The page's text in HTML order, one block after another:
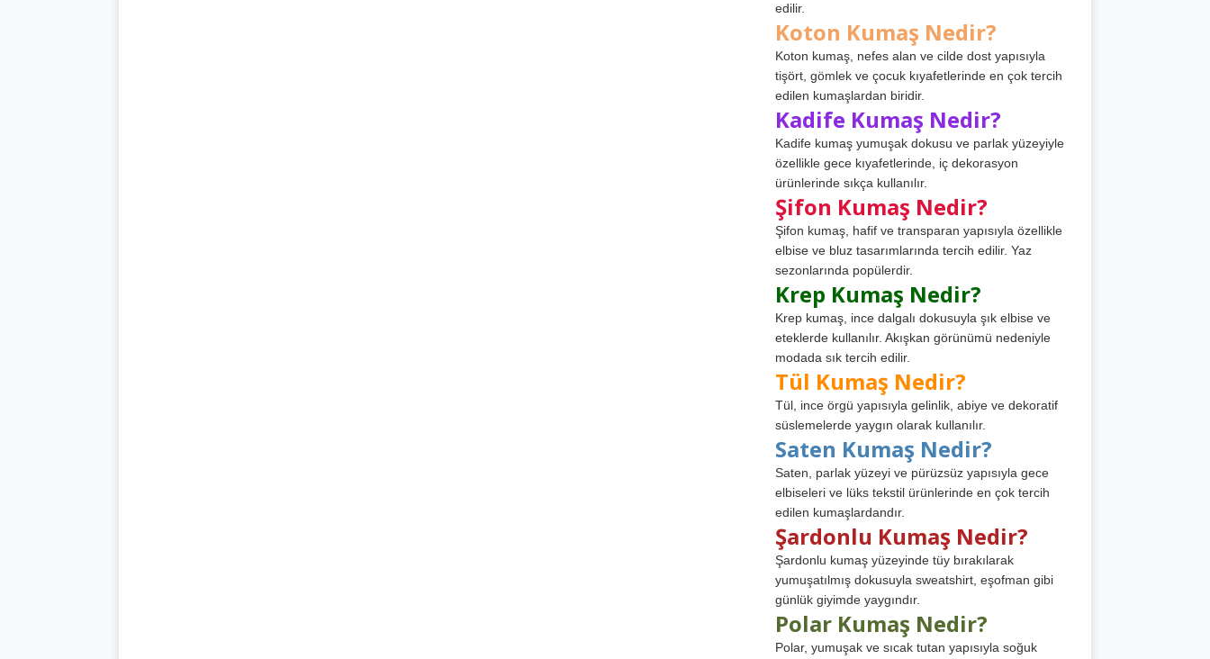
edilir.
Koton Kumaş Nedir?
Koton kumaş, nefes alan ve cilde dost yapısıyla
tişört, gömlek ve çocuk kıyafetlerinde en çok tercih
edilen kumaşlardan biridir.
Kadife Kumaş Nedir?
Kadife kumaş yumuşak dokusu ve parlak yüzeyiyle
özellikle gece kıyafetlerinde, iç dekorasyon
ürünlerinde sıkça kullanılır.
Şifon Kumaş Nedir?
Şifon kumaş, hafif ve transparan yapısıyla özellikle
elbise ve bluz tasarımlarında tercih edilir. Yaz
sezonlarında popülerdir.
Krep Kumaş Nedir?
Krep kumaş, ince dalgalı dokusuyla şık elbise ve
eteklerde kullanılır. Akışkan görünümü nedeniyle
modada sık tercih edilir.
Tül Kumaş Nedir?
Tül, ince örgü yapısıyla gelinlik, abiye ve dekoratif
süslemelerde yaygın olarak kullanılır.
Saten Kumaş Nedir?
Saten, parlak yüzeyi ve pürüzsüz yapısıyla gece
elbiseleri ve lüks tekstil ürünlerinde en çok tercih
edilen kumaşlardandır.
Şardonlu Kumaş Nedir?
Şardonlu kumaş yüzeyinde tüy bırakılarak
yumuşatılmış dokusuyla sweatshirt, eşofman gibi
günlük giyimde yaygındır.
Polar Kumaş Nedir?
Polar, yumuşak ve sıcak tutan yapısıyla soğuk